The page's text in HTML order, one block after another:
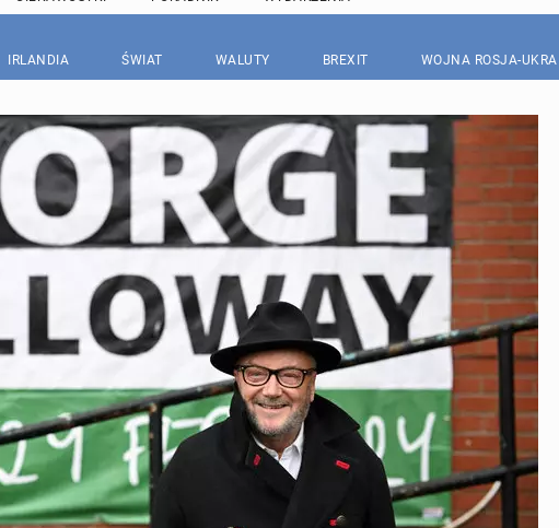
IRLANDIA ŚWIAT WALUTY BREXIT WOJNA ROSJA-